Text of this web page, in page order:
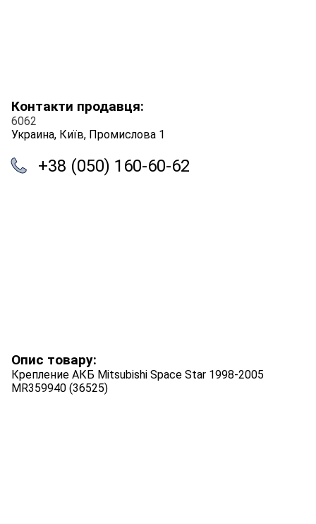
Контакти продавця:
6062
Украина, Київ, Промислова 1
+38 (050) 160-60-62
Опис товару:
Крепление АКБ Mitsubishi Space Star 1998-2005
MR359940 (36525)